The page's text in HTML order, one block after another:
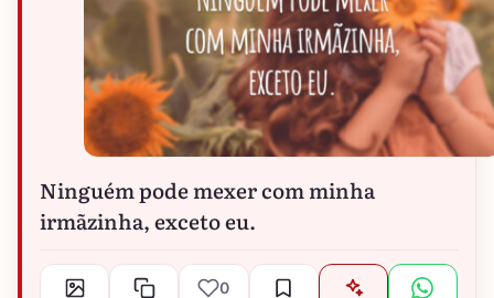
Ninguém pode mexer com minha
irmãzinha, exceto eu.
0